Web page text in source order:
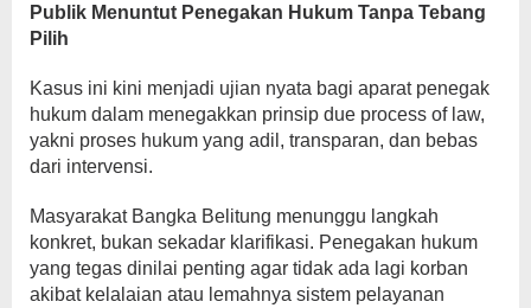
Publik Menuntut Penegakan Hukum Tanpa Tebang
Pilih
Kasus ini kini menjadi ujian nyata bagi aparat penegak
hukum dalam menegakkan prinsip due process of law,
yakni proses hukum yang adil, transparan, dan bebas
dari intervensi.
Masyarakat Bangka Belitung menunggu langkah
konkret, bukan sekadar klarifikasi. Penegakan hukum
yang tegas dinilai penting agar tidak ada lagi korban
akibat kelalaian atau lemahnya sistem pelayanan